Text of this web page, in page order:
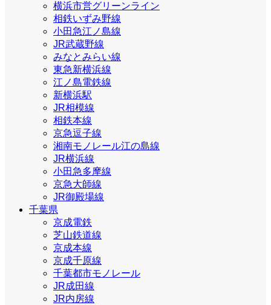
横浜市営グリーンライン
相鉄いずみ野線
小田急江ノ島線
JR武蔵野線
みなとみらい線
東急新横浜線
江ノ島電鉄線
新横浜駅
JR相模線
相鉄本線
京急逗子線
湘南モノレール江の島線
JR横浜線
小田急多摩線
京急大師線
JR御殿場線
千葉県
京成電鉄
芝山鉄道線
京成本線
京成千原線
千葉都市モノレール
JR成田線
JR内房線